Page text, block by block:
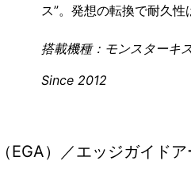
ス”。発想の転換で耐久性
搭載機種：モンスターキ
Since 2012
）／エッジガイドア